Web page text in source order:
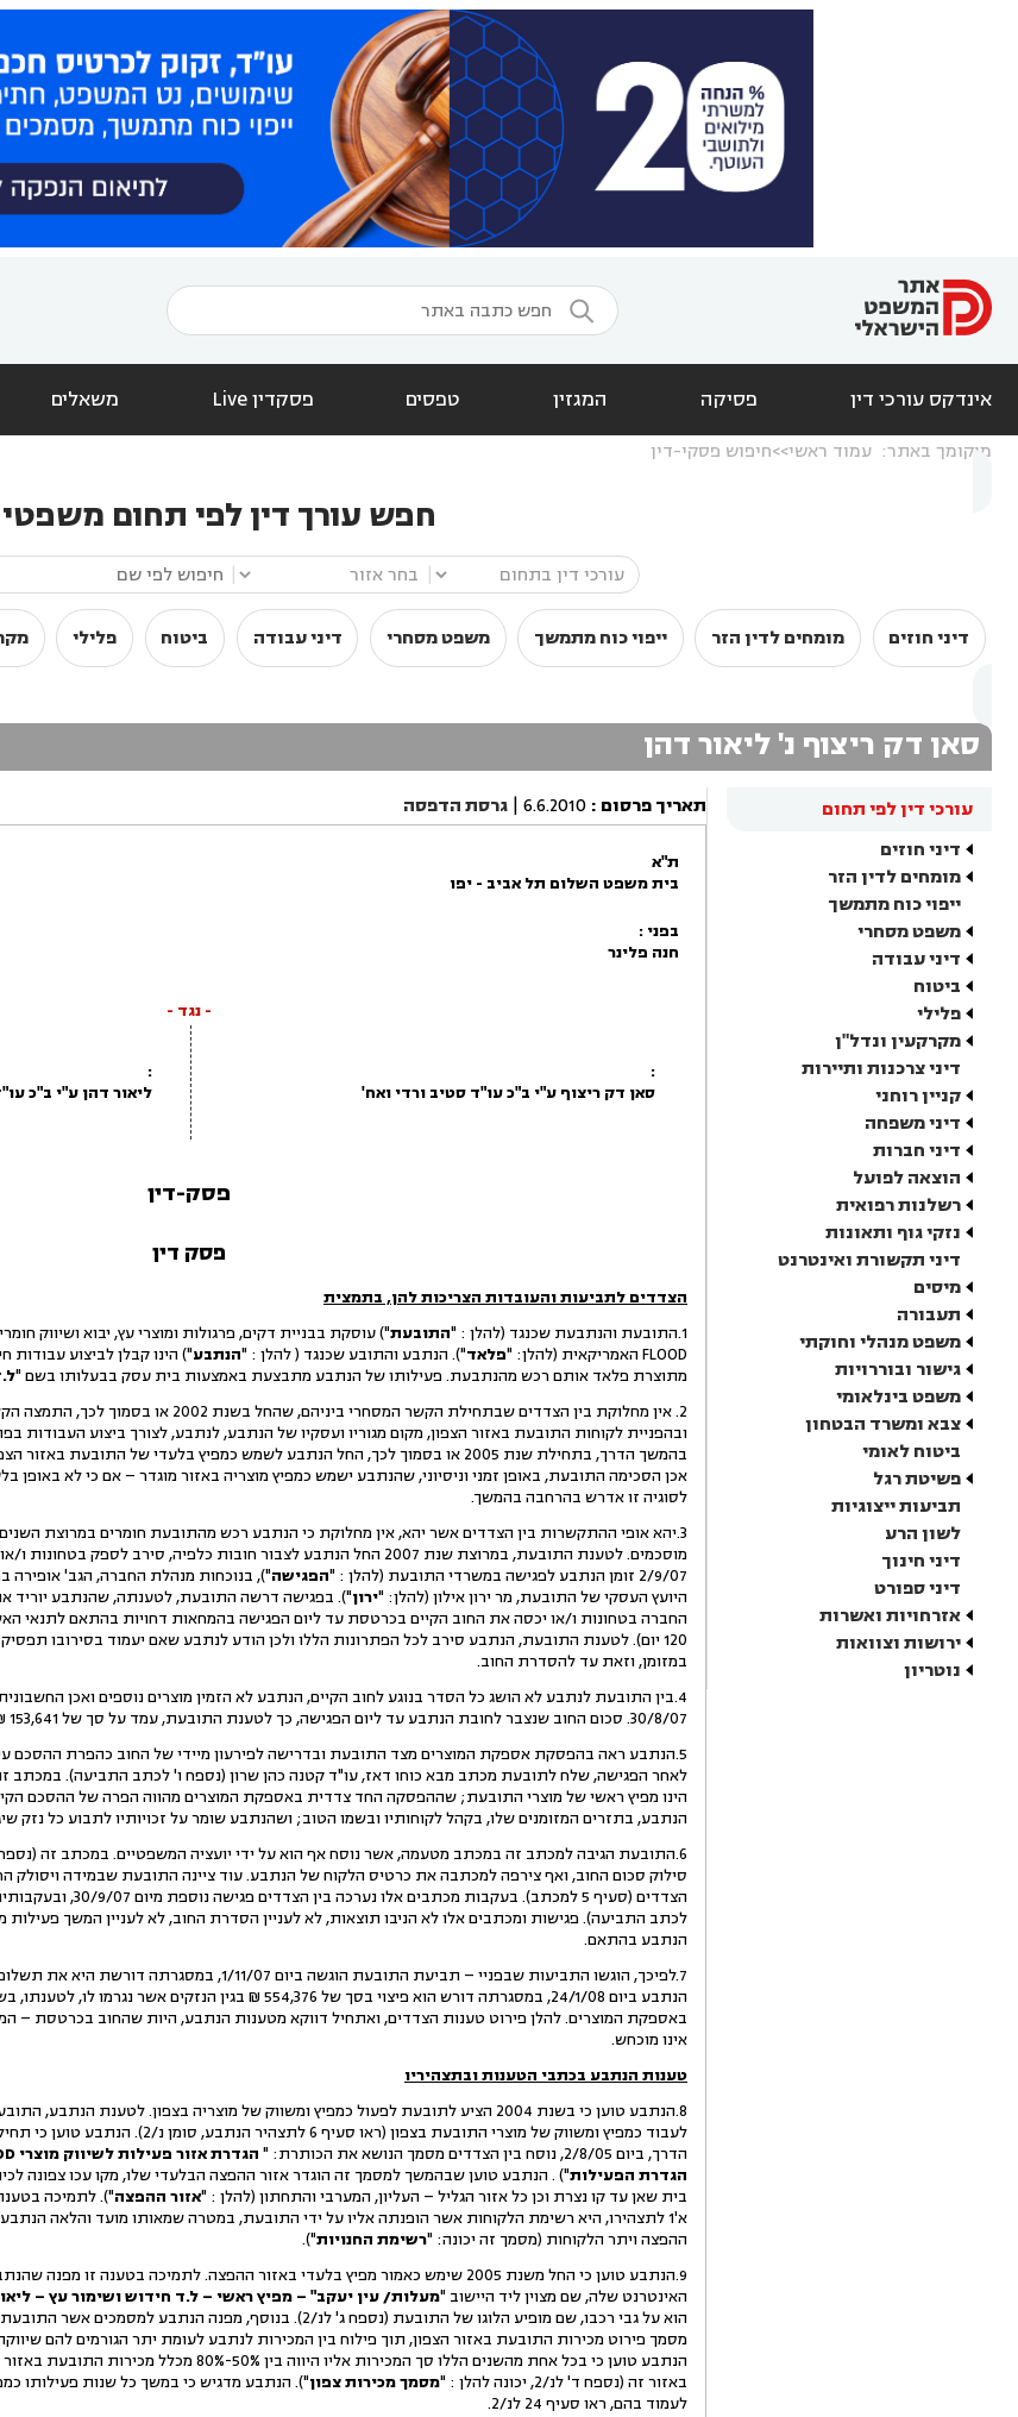

אינדקס עורכי דין פסיקה המגזין טפסים פסקדין Live משאלים
מיקומך באתר: עמוד ראשי חיפוש פסקי-דין
חפש עורך דין לפי תחום משפטי
דיני חוזים מומחים לדין הזר ייפוי כוח מתמשך משפט מסחרי דיני עבודה ביטוח פלילי
סאן דק ריצוף נ' ליאור דהן
עורכי דין לפי תחום
דיני חוזים
מומחים לדין הזר
ייפוי כוח מתמשך
משפט מסחרי
דיני עבודה
ביטוח
פלילי
מקרקעין ונדל"ן
דיני צרכנות ותיירות
קניין רוחני
דיני משפחה
דיני חברות
הוצאה לפועל
רשלנות רפואית
נזקי גוף ותאונות
דיני תקשורת ואינטרנט
מיסים
תעבורה
משפט מנהלי וחוקתי
גישור ובוררויות
משפט בינלאומי
צבא ומשרד הבטחון
ביטוח לאומי
פשיטת רגל
תביעות ייצוגיות
לשון הרע
דיני חינוך
דיני ספורט
אזרחויות ואשרות
ירושות וצוואות
נוטריון
תאריך פרסום :
6.6.2010
| גרסת הדפסה
ת"א
בית משפט השלום תל אביב - יפו
בפני :
חנה פלינר
- נגד -
:
סאן דק ריצוף ע"י ב"כ עו"ד סטיב ורדי ואח'
:
ליאור דהן ע"י ב"כ
פסק-דין
פסק דין
הצדדים לתביעות והעובדות הצריכות להן, בתמצית
1.התובעת והנתבעת שכנגד (להלן : "
התובעת") עוסקת בבניית דקים, פרגולות ומוצרי עץ, יבוא ושיווק
FLOOD האמריקאית (להלן: "
פלאד"). הנתבע והתובע שכנגד ( להלן : "הנתבע") הינו קבלן לביצוע עבודות
מתוצרת פלאד אותם רכש מהנתבעת. פעילותו של הנתבע מתבצעת באמצעות בית עסק בבעלותו בשם "
2. אין מחלוקת בין הצדדים שבתחילת הקשר המסחרי
ובהפניית לקוחות התובעת באזור הצפון, מקום מגוריו ועסקיו של הנתבע, לנתבע, לצורך ביצוע העבודות
בהמשך הדרך, בתחילת שנת 2005 או בסמוך לכך, החל הנתבע לשמש כמפיץ בלעדי של
אכן הסכימה התובעת, באופן זמני וניסיוני, שהנתבע ישמש כמפיץ מוצריה באזור מוגדר – אם כי לא באופן
לסוגיה זו אדרש בהרחבה בהמשך.
3.יהא אופי ההתקשרות בין הצדדים אשר יהא, אין מחלוקת כי הנתבע רכש מהתובעת חומרים במרוצת
מוסכמים. לטענת התובעת, במרוצת שנת 2007 החל הנתבע לצבור חובות כלפיה, סירב
2/9/07 זומן הנתבע לפגישה במשרדי התובעת (להלן : "
הפגישה"), בנוכחות מנהלת החברה, הגב' אופירה
היועץ העסקי של התובעת, מר ירון אילון (להלן: "ירון"). בפגישה דרשה התובעת, לטענתה, שהנתבע יוריד
120 יום). לטענת התובעת, הנתבע סירב לכל הפתרונות הללו ולכן הודע לנתבע שאם יעמוד בסירובו
במזומן, וזאת עד להסדרת החוב.
4.בין התובעת לנתבע לא הושג כל הסדר בנוגע לחוב הקיים, הנתבע לא הזמין מוצרים נוספים ואכן
30/8/07. סכום החוב שנצבר לחובת הנתבע עד ליום הפגישה, כך לטענת התובעת, עמד על סך של 153,641 ₪ (להלן : "
לאחר הפגישה, שלח לתובעת מכתב מבא כוחו דאז, עו"ד קטנה כהן שרון (נספח ו' לכתב התביעה). במכתב
הינו מפיץ ראשי של מוצרי התובעת; שההפסקה החד צדדית באספקת המוצרים מהווה הפרה של ההסכם
הנתבע, בתזרים המזומנים שלו, בקהל לקוחותיו ובשמו הטוב; ושהנתבע שומר על זכויותיו לתבוע כל נזק
6.התובעת הגיבה למכתב זה במכתב מטעמה, אשר נוסח אף הוא על ידי יועציה המשפטיים. במכתב זה
סילוק סכום החוב, ואף צירפה למכתבה את כרטיס הלקוח של הנתבע. עוד ציינה התובעת שבמידה ויסולק
הצדדים (סעיף 5 למכתב).
לכתב התביעה). פגישות ומכתבים אלו לא הניבו תוצאות, לא לעניין הסדרת החוב, לא לעניין המשך פעילות
הנתבע בהתאם.
7.לפיכך, הוגשו התביעות שבפניי – תביעת התובעת הוגשה
הנתבע ביום 24/1/08, במסגרתה דורש הוא פיצוי בסך של 554,376 ₪
באספקת המוצרים. להלן פירוט טענות הצדדים, ואתחיל דווקא מטענות הנתבע, היות שהחוב בכרטסת
אינו מוכחש.
טענות הנתבע בכתבי הטענות ובתצהיריו
לעבוד כמפיץ ומשווק של מוצרי התובעת בצפון
הדרך, ביום 2/8/05, נוסח בין הצדדים מסמך הנושא את הכותרת: "
הגדרתאזור פעילותלשיווק מוצרי
הגדרת הפעילות") . הנתבע טוען שבהמשך למסמך זה הוגדר אזור ההפצה הבלעדי שלו, מקו עכו צפונה
בית שאן עד קו נצרת וכן כל אזור הגליל – העליון, המערבי והתחתון (להלן : "אזור ההפצה"). לתמיכה
א'1 לתצהירו, היא רשימת הלקוחות אשר הופנתה אליו על ידי התובעת, במטרה שמאותו מועד והלאה
ההפצה ויתר הלקוחות (מסמך זה יכונה: "רשימת החנויות").
9.הנתבע טוען כי החל משנת 2005 שימש כאמור מפיץ בלעדי באזור ההפצה. לתמיכה
האינטרנט שלה, שם מצוין ליד היישוב "מעלות/ עין יעקב" – מפיץ ראשי – ל.ד חידוש ושימור עץ –
הוא על גבי רכבו, שם מופיע הלוגו של התובעת (נספח ג' לנ/2). בנוסף,
הנתבע טוען כי בכל אחת מהשנים הללו סך המכירות אליו
באזור זה (נספח ד' לנ/2, יכונה להלן : "
מסמך מכירות צפון"). הנתבע מדגיש כי במשך כל שנות פעילותו
לעמוד בהם, ראו סעיף 24 לנ/2.